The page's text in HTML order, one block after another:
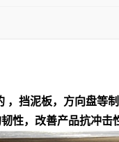
挡泥板，方向盘等制
性，改善产品抗冲击